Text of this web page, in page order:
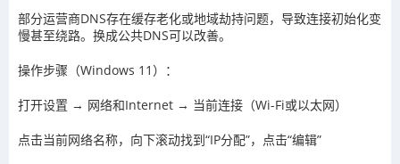
部分运营商DNS存在缓存老化或地域劫持问题，导致连接初始化变
慢甚至绕路。换成公共DNS可以改善。
操作步骤（Windows 11）：
打开设置 → 网络和Internet → 当前连接（Wi-Fi或以太网）
点击当前网络名称，向下滚动找到“IP分配”，点击“编辑”